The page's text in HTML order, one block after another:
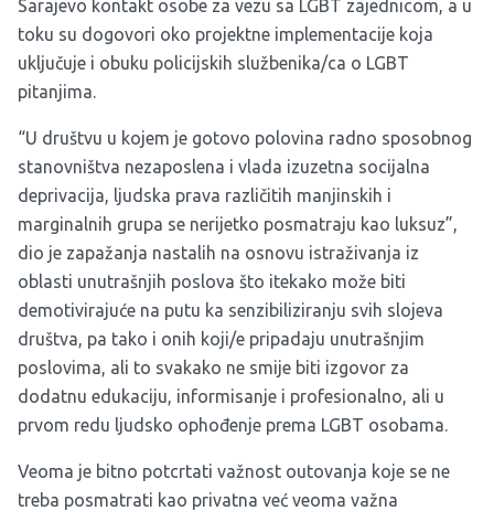
Sarajevo kontakt osobe za vezu sa LGBT zajednicom, a u
toku su dogovori oko projektne implementacije koja
uključuje i obuku policijskih službenika/ca o LGBT
pitanjima.
“U društvu u kojem je gotovo polovina radno sposobnog
stanovništva nezaposlena i vlada izuzetna socijalna
deprivacija, ljudska prava različitih manjinskih i
marginalnih grupa se nerijetko posmatraju kao luksuz”,
dio je zapažanja nastalih na osnovu istraživanja iz
oblasti unutrašnjih poslova što itekako može biti
demotivirajuće na putu ka senzibiliziranju svih slojeva
društva, pa tako i onih koji/e pripadaju unutrašnjim
poslovima, ali to svakako ne smije biti izgovor za
dodatnu edukaciju, informisanje i profesionalno, ali u
prvom redu ljudsko ophođenje prema LGBT osobama.
Veoma je bitno potcrtati važnost outovanja koje se ne
treba posmatrati kao privatna već veoma važna